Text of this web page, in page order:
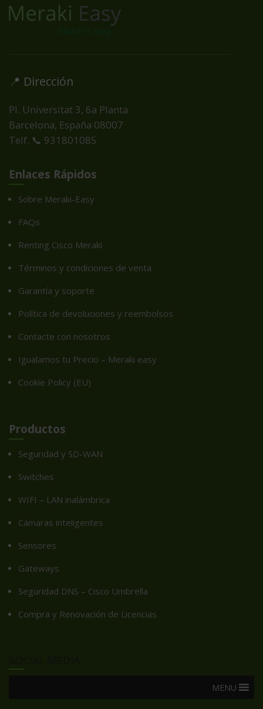
📍 Dirección
Pl. Universitat 3, 6a Planta
Barcelona, España 08007
Telf. 📞 931801085
Enlaces Rápidos
Sobre Meraki-Easy
FAQs
Renting Cisco Meraki
Términos y condiciones de venta
Garantía y soporte
Política de devoluciones y reembolsos
Contacte con nosotros
Igualamos tu Precio – Meraki easy
Cookie Policy (EU)
Productos
Seguridad y SD-WAN
Switches
WIFI – LAN inalámbrica
Cámaras inteligentes
Sensores
Gateways
Seguridad DNS – Cisco Umbrella
Compra y Renovación de Licencias
MENU